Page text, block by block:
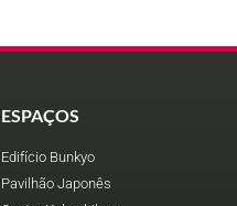
ESPAÇOS
Edifício Bunkyo
Pavilhão Japonês